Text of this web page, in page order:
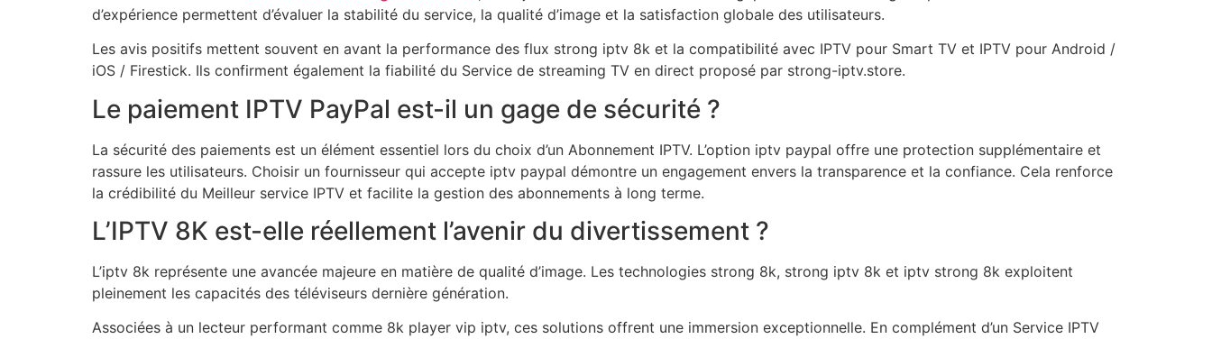
d’expérience permettent d’évaluer la stabilité du service, la qualité d’image et la satisfaction globale des utilisateurs.
Les avis positifs mettent souvent en avant la performance des flux strong iptv 8k et la compatibilité avec IPTV pour Smart TV et IPTV pour Android /
iOS / Firestick. Ils confirment également la fiabilité du Service de streaming TV en direct proposé par strong-iptv.store.
Le paiement IPTV PayPal est-il un gage de sécurité ?
La sécurité des paiements est un élément essentiel lors du choix d’un Abonnement IPTV. L’option iptv paypal offre une protection supplémentaire et
rassure les utilisateurs. Choisir un fournisseur qui accepte iptv paypal démontre un engagement envers la transparence et la confiance. Cela renforce
la crédibilité du Meilleur service IPTV et facilite la gestion des abonnements à long terme.
L’IPTV 8K est-elle réellement l’avenir du divertissement ?
L’iptv 8k représente une avancée majeure en matière de qualité d’image. Les technologies strong 8k, strong iptv 8k et iptv strong 8k exploitent
pleinement les capacités des téléviseurs dernière génération.
Associées à un lecteur performant comme 8k player vip iptv, ces solutions offrent une immersion exceptionnelle. En complément d’un Service IPTV